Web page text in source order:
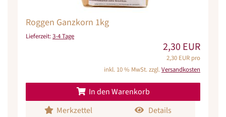
Roggen Ganzkorn 1kg
Lieferzeit:3-4 Tage
2,30 EUR
2,30 EUR pro
inkl. 10 % MwSt. zzgl.Versandkosten
In den Warenkorb
Merkzettel
Details